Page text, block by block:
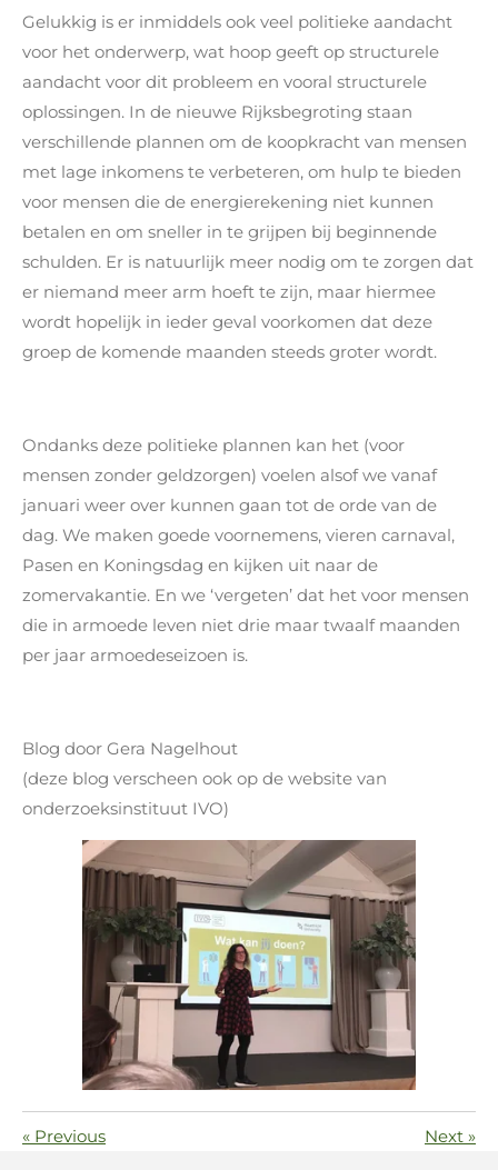
Gelukkig is er inmiddels ook veel politieke aandacht
voor het onderwerp, wat hoop geeft op structurele
aandacht voor dit probleem en vooral structurele
oplossingen. In de nieuwe Rijksbegroting staan
verschillende plannen om de koopkracht van mensen
met lage inkomens te verbeteren, om hulp te bieden
voor mensen die de energierekening niet kunnen
betalen en om sneller in te grijpen bij beginnende
schulden. Er is natuurlijk meer nodig om te zorgen dat
er niemand meer arm hoeft te zijn, maar hiermee
wordt hopelijk in ieder geval voorkomen dat deze
groep de komende maanden steeds groter wordt.
Ondanks deze politieke plannen kan het (voor
mensen zonder geldzorgen) voelen alsof we vanaf
januari weer over kunnen gaan tot de orde van de
dag. We maken goede voornemens, vieren carnaval,
Pasen en Koningsdag en kijken uit naar de
zomervakantie. En we ‘vergeten’ dat het voor mensen
die in armoede leven niet drie maar twaalf maanden
per jaar armoedeseizoen is.
Blog door Gera Nagelhout
(deze blog verscheen ook op de website van
onderzoeksinstituut IVO)
« Previous Next »